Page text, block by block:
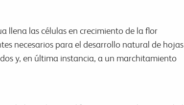
llena las células en crecimiento de la flor
necesarios para el desarrollo natural de hojas
y, en última instancia, a un marchitamiento